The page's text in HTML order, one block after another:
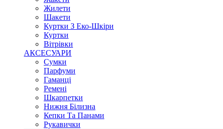
Жилети
Шакети
Куртки З Еко-Шкіри
Куртки
Вітрівки
АКСЕСУАРИ
Сумки
Парфуми
Гаманці
Ремені
Шкарпетки
Нижня Білизна
Кепки Та Панами
Рукавички